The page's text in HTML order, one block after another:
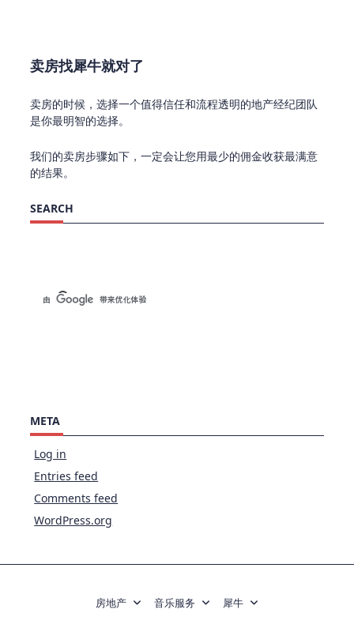
卖房找犀牛就对了
卖房的时候，选择一个值得信任和流程透明的地产经纪团队
是你最明智的选择。
我们的卖房步骤如下，一定会让您用最少的佣金收获最满意
的结果。
SEARCH
META
Log in
Entries feed
Comments feed
WordPress.org
房地产 音乐服务 犀牛